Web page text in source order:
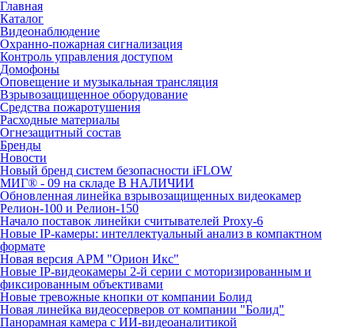
Главная
Каталог
Видеонаблюдение
Охранно-пожарная сигнализация
Контроль управления доступом
Домофоны
Оповещение и музыкальная трансляция
Взрывозащищенное оборудование
Средства пожаротушения
Расходные материалы
Огнезащитный состав
Бренды
Новости
Новый бренд систем безопасности iFLOW
МИГ® - 09 на складе В НАЛИЧИИ
Обновленная линейка взрывозащищенных видеокамер
Релион-100 и Релион-150
Начало поставок линейки считывателей Proxy-6
Новые IP-камеры: интеллектуальный анализ в компактном
формате
Новая версия АРМ "Орион Икс"
Новые IP-видеокамеры 2-й серии с моторизированным и
фиксированным объективами
Новые тревожные кнопки от компании Болид
Новая линейка видеосерверов от компании "Болид"
Панорамная камера с ИИ-видеоаналитикой